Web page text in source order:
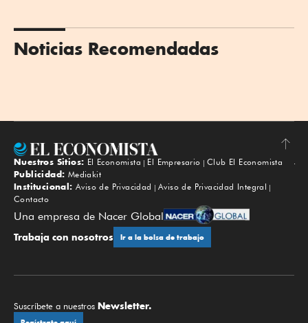
Noticias Recomendadas
Subir
Nuestros Sitios: El Economista El Empresario
Club El Economista
Publicidad: Mediakit
Institucional: Aviso de Privacidad
Aviso de Privacidad Integral
Contacto
Una empresa de Nacer Global
Trabaja con nosotros Ir a la bolsa de trabajo
Suscríbete a nuestros Newsletter.